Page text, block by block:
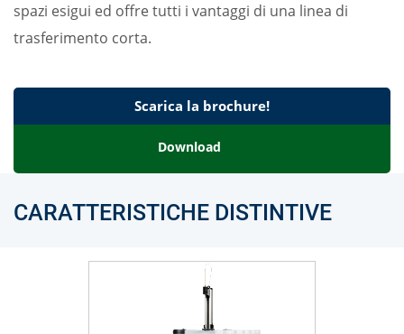
spazi esigui ed offre tutti i vantaggi di una linea di
trasferimento corta.
Scarica la brochure!
Download
CARATTERISTICHE DISTINTIVE